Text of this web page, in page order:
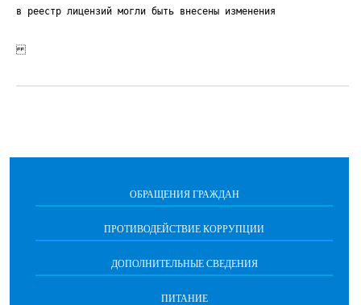
в реестр лицензий могли быть внесены изменения
ОБРАЩЕНИЯ ГРАЖДАН
ПРОТИВОДЕЙСТВИЕ КОРРУПЦИИ
ДОПОЛНИТЕЛЬНЫЕ СВЕДЕНИЯ
ПИТАНИЕ